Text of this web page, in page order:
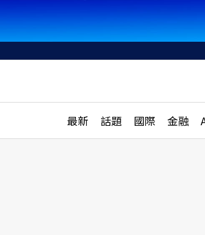
最新 話題 國際 金融
活動
話題